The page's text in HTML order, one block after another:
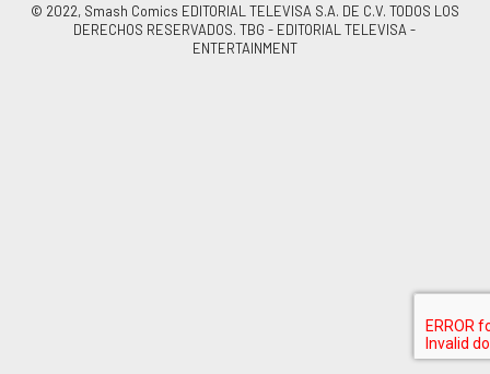
© 2022, Smash Comics EDITORIAL TELEVISA S.A. DE C.V. TODOS LOS
DERECHOS RESERVADOS. TBG - EDITORIAL TELEVISA -
ENTERTAINMENT